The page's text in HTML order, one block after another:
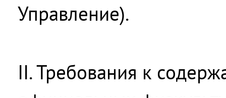
Управление).
II. Требования к